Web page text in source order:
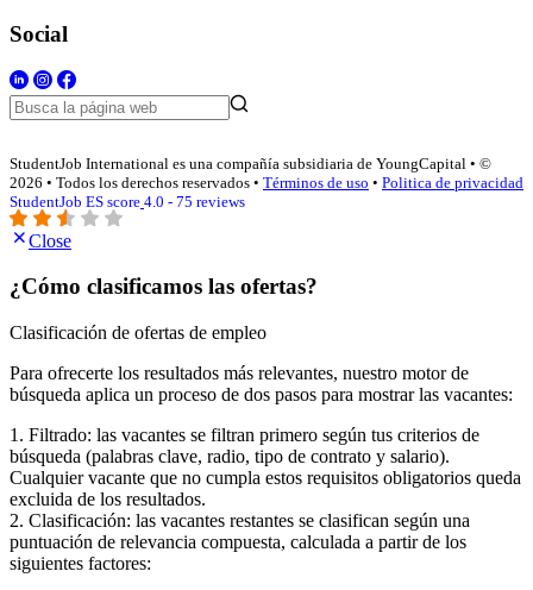
Social
StudentJob International es una compañía subsidiaria de YoungCapital • ©
2026 • Todos los derechos reservados • Términos de uso • Politica de privacidad
StudentJob ES score 4.0 - 75 reviews
Close
¿Cómo clasificamos las ofertas?
Clasificación de ofertas de empleo
Para ofrecerte los resultados más relevantes, nuestro motor de
búsqueda aplica un proceso de dos pasos para mostrar las vacantes:
1. Filtrado: las vacantes se filtran primero según tus criterios de
búsqueda (palabras clave, radio, tipo de contrato y salario).
Cualquier vacante que no cumpla estos requisitos obligatorios queda
excluida de los resultados.
2. Clasificación: las vacantes restantes se clasifican según una
puntuación de relevancia compuesta, calculada a partir de los
siguientes factores: